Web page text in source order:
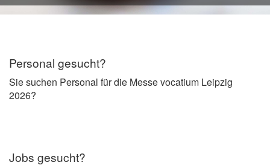
Personal gesucht?
Sie suchen Personal für die Messe vocatium Leipzig
2026?
Jobs gesucht?